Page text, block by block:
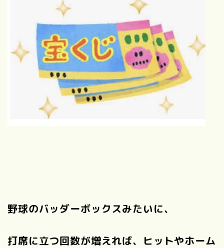
野球のバッダーボックスみたいに、
打席に立つ回数が増えれば、ヒットやホーム